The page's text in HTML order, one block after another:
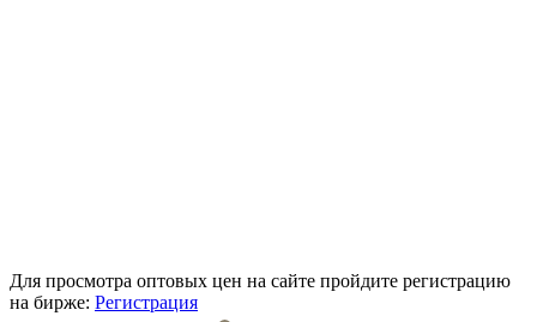
Для просмотра оптовых цен на сайте пройдите регистрацию
на бирже: Регистрация